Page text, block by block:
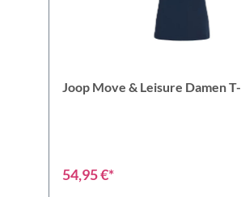
Joop Move & Leisure Damen
54,95 €*